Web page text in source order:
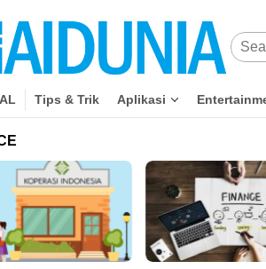
Tips & Trik Aplikasi